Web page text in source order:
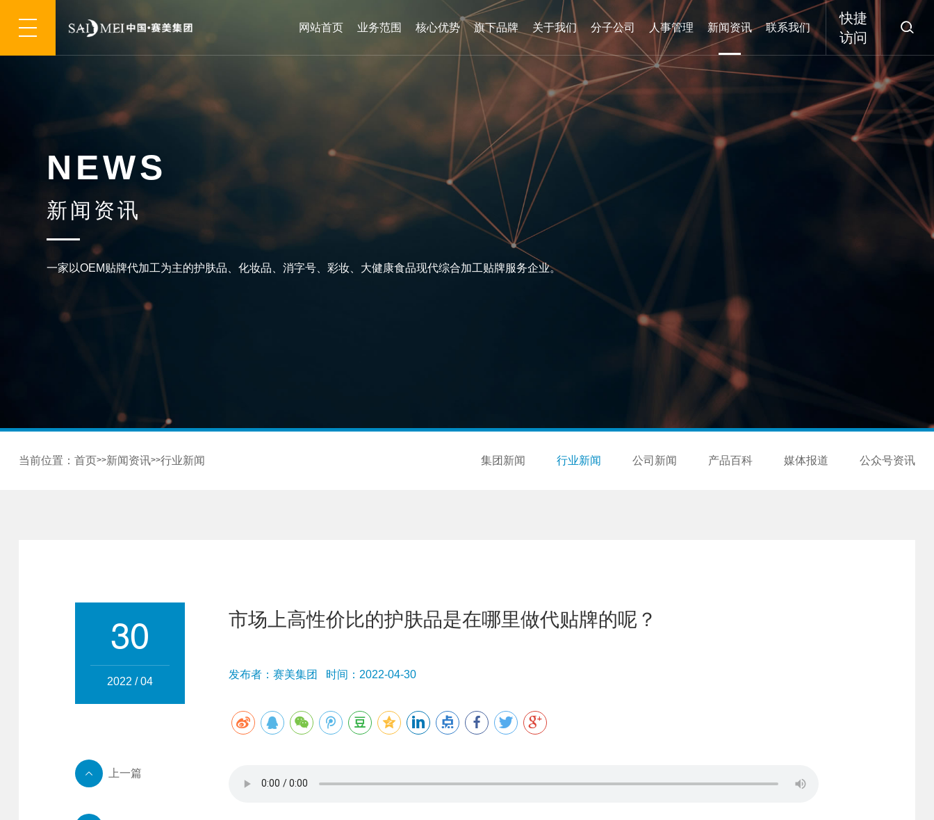
网站首页 业务范围 核心优势 旗下品牌 关于我们 分子公司 人事管理 新闻资讯 联系我们
快捷
访问

N EWS
新 闻 资讯
一家 以OEM贴牌代加工为主的护肤品 、化妆品 、消字号 、彩妆 大健康食品现代综合加工贴牌服务企业。
当前位置： 首页>>新闻资讯>>行业新闻 集团新闻 行业新闻 公司新闻 产品百科 媒体报道 公众号资讯
30
2022 / 04
 上一篇
市场上高性价比的护肤品是在哪里做代贴牌的呢？
发布者：赛美集团 时间：2022-04-30